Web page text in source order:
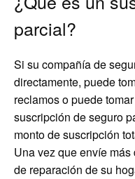
parcial?
Si su compañía de
directamente, puede
reclamos o puede
suscripción de seguro
monto de suscripción
Una vez que envíe
de reparación de su